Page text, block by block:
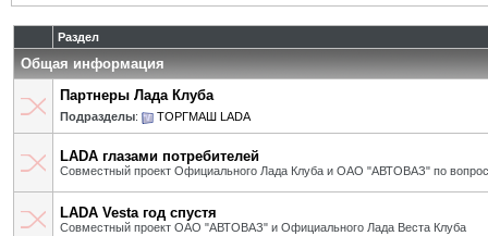
Раздел
Общая информация
Партнеры Лада Клуба
Подразделы: ТОРГМАШ LADA
LADA глазами потребителей
Совместный проект Официального Лада Клуба и ОАО "АВТОВАЗ" по
LADA Vesta год спустя
Совместный проект ОАО "АВТОВАЗ" и Официального Лада Веста Клуба